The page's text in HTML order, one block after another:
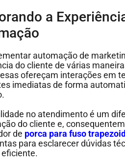
a
automação de
do cliente de várias
ofereçam interações em
imediatas de forma
no atendimento é um
do cliente e,
de porca para fuso
para esclarecer dúvidas
eficiente.